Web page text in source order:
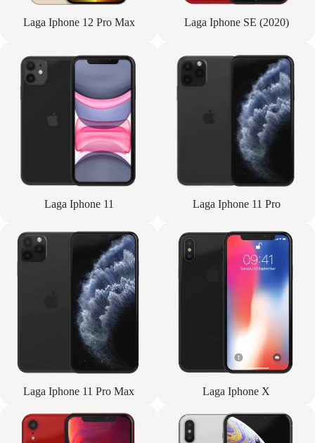
Laga Iphone 12 Pro Max Laga Iphone SE (2020)
Laga Iphone 11 Laga Iphone 11 Pro
Laga Iphone 11 Pro Max Laga Iphone X